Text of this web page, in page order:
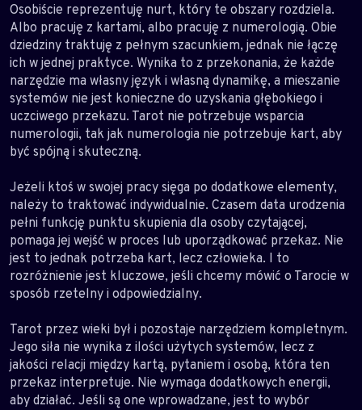
Osobiście reprezentuję nurt, który te obszary rozdziela.
Albo pracuję z kartami, albo pracuję z numerologią. Obie
dziedziny traktuję z pełnym szacunkiem, jednak nie łączę
ich w jednej praktyce. Wynika to z przekonania, że każde
narzędzie ma własny język i własną dynamikę, a mieszanie
systemów nie jest konieczne do uzyskania głębokiego i
uczciwego przekazu. Tarot nie potrzebuje wsparcia
numerologii, tak jak numerologia nie potrzebuje kart, aby
być spójną i skuteczną.
Jeżeli ktoś w swojej pracy sięga po dodatkowe elementy,
należy to traktować indywidualnie. Czasem data urodzenia
pełni funkcję punktu skupienia dla osoby czytającej,
pomaga jej wejść w proces lub uporządkować przekaz. Nie
jest to jednak potrzeba kart, lecz człowieka. I to
rozróżnienie jest kluczowe, jeśli chcemy mówić o Tarocie w
sposób rzetelny i odpowiedzialny.
Tarot przez wieki był i pozostaje narzędziem kompletnym.
Jego siła nie wynika z ilości użytych systemów, lecz z
jakości relacji między kartą, pytaniem i osobą, która ten
przekaz interpretuje. Nie wymaga dodatkowych energii,
aby działać. Jeśli są one wprowadzane, jest to wybór